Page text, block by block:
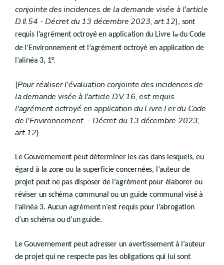
Chapitre IV (Décision - Décret du 13 décembre 2023, art.157
Art. D.V.16/7
Art. D.V.16/8
Chapitre V (Investigations - Décret du 13 décembre 2023, art.160
Art. D.V.16/9
Fonds d’aménagement opérationnel et fonds
Art. D.V.17
Art. D.V.18
Titre IX
Dispositions financières
Chapitre II
Droit transitoire
Art.D.V.20
Livre VI
POLITIQUE FONCIÈRE
Titre I er
Chapitre Ier
Biens susceptibles d’expropriation
conjointe des incidences de la demande visée à l'article
D.II.54 - Décret du 13 décembre 2023, art.12), sont
requis l’agrément octroyé en application du Livre I
erdu Code
de l’Environnement et l’agrément octroyé en application de
l’alinéa 3, 1°.
(Pour réaliser l'évaluation conjointe des incidences de
la demande visée à l'article D.V.16, est requis
l'agrément octroyé en application du Livre I er du Code
de l'Environnement. - Décret du 13 décembre 2023,
art.12)
Le Gouvernement peut déterminer les cas dans lesquels, eu
égard à la zone ou la superficie concernées, l’auteur de
projet peut ne pas disposer de l’agrément pour élaborer ou
réviser un schéma communal ou un guide communal visé à
l’alinéa 3. Aucun agrément n’est requis pour l’abrogation
d’un schéma ou d’un guide.
Le Gouvernement peut adresser un avertissement à l’auteur
de projet qui ne respecte pas les obligations qui lui sont